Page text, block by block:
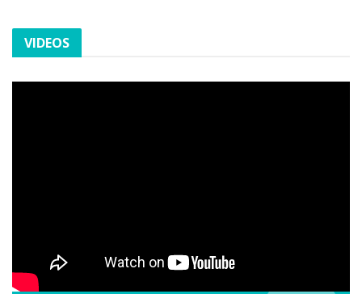
VIDEOS